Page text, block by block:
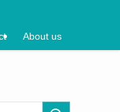
About us